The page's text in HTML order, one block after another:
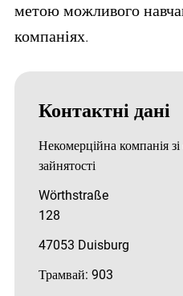
метою можливого
компаніях.
Контактні дані
Некомерційна компанія
зайнятості
Wörthstraße
47053 Duisburg
Трамвай: 903